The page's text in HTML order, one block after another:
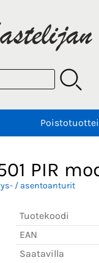
PIR
/ asentoanturit
Tuotekoodi
EAN
Saatavilla